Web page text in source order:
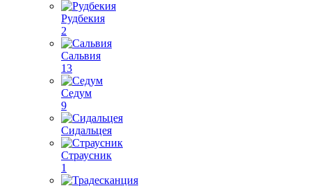
Рудбекия
2
Сальвия
13
Седум
9
Сидальцея
Страусник
1